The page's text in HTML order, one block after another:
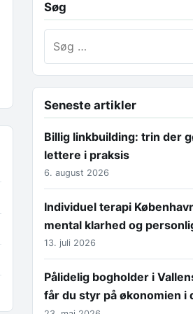
Søg
Seneste artikler
Billig linkbuilding: trin der
lettere i praksis
6. august 2026
Individuel terapi
mental klarhed og
13. juli 2026
Pålidelig bogholder i
får du styr på økonomien i